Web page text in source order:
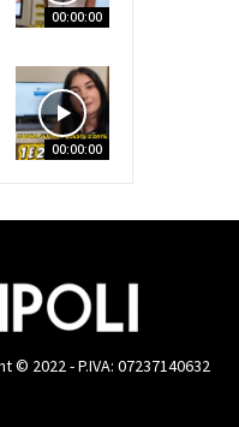
00:00:00
00:00:00
2022 - P.IVA: 07237140632